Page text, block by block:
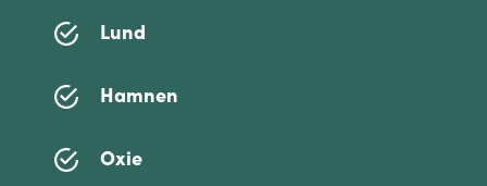
Lund
Hamnen
Oxie